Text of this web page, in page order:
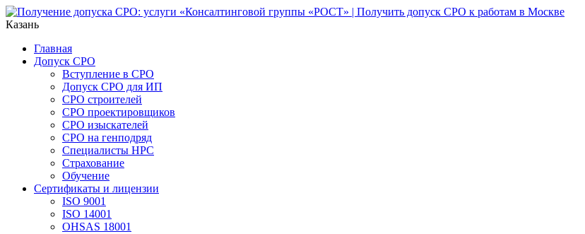
Казань
Главная
Допуск СРО
Вступление в СРО
Допуск СРО для ИП
СРО строителей
СРО проектировщиков
СРО изыскателей
СРО на генподряд
Специалисты НРС
Страхование
Обучение
Сертификаты и лицензии
ISO 9001
ISO 14001
OHSAS 18001